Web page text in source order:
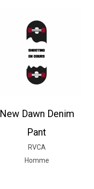
New Dawn Denim
Pant
RVCA
Homme